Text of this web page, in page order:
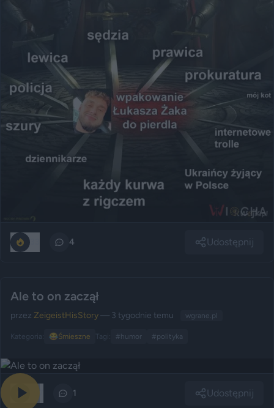
4 Udostępnij
Ale to on zaczął
przez ZeigeistHisStory— 3 tygodnie temu wgrane.pl
Kategoria: 😂Śmieszne Tagi: #humor #polityka
1 Udostępnij